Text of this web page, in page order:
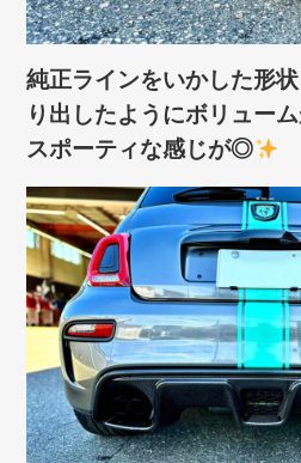
純正ラインをいかした形
り出したようにボリュー
スポーティな感じが◎